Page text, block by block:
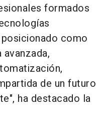
formados
como
de un futuro
ha destacado la